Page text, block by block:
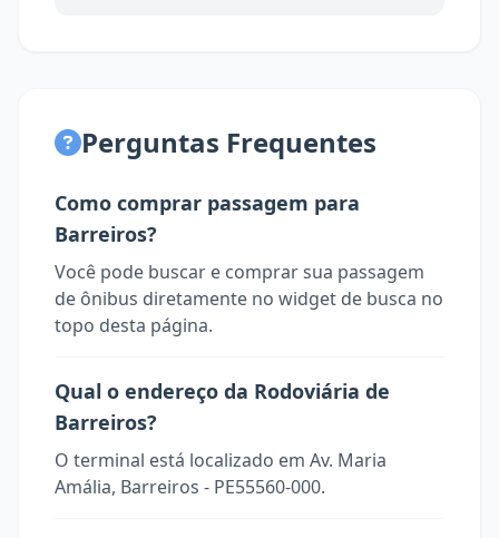
Perguntas Frequentes
Como comprar passagem para
Barreiros?
Você pode buscar e comprar sua passagem
de ônibus diretamente no widget de busca no
topo desta página.
Qual o endereço da Rodoviária de
Barreiros?
O terminal está localizado em Av. Maria
Amália, Barreiros - PE55560-000.